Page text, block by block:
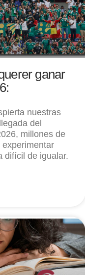
ganar
nuestras
del
millones de
difícil de igualar.